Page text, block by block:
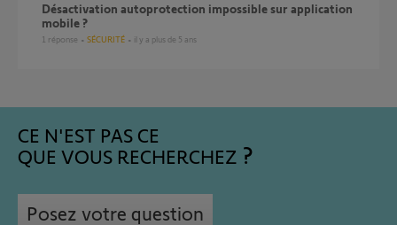
Désactivation autoprotection impossible sur application
mobile ?
1 réponse SÉCURITÉ il y a plus de 5 ans
CE N'EST PAS CE
QUE VOUS RECHERCHEZ
Posez votre question